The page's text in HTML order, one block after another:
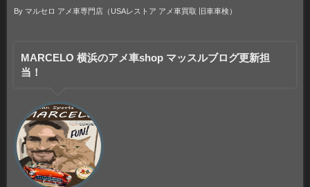
By マルセロ アメ車専門店（USAレストア アメ車買取 旧車車検）
MARCELO 横浜のアメ車shop マッスルブログ更新担
当！